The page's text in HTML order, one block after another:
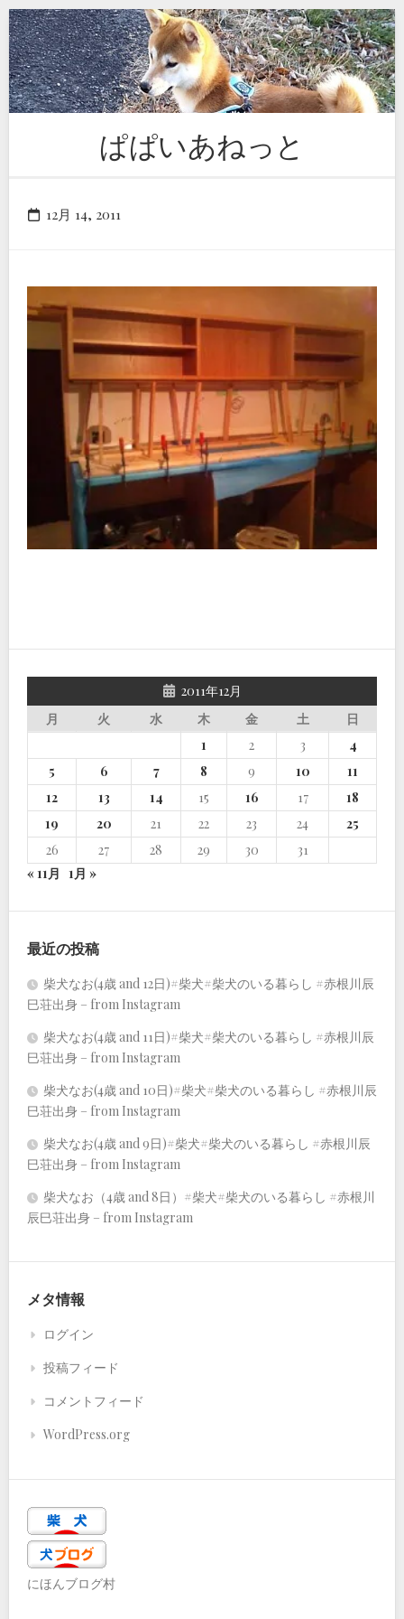
Skip
to
content
ぱぱいあねっと
12月 14, 2011
2011年12月
月
火 水 木 金 土
日
1
2 3
4
5
6 7 8 9 10
11
12
13 14 15 16 17
18
19
20 21 22 23 24
25
26
27 28 29 30
31
« 11月 1月 »
最近の投稿
柴犬なお(4歳 and 12日)#柴犬#柴犬のいる暮らし #赤根川辰
巳荘出身 – from Instagram
柴犬なお(4歳 and 11日)#柴犬#柴犬のいる暮らし #赤根川辰
巳荘出身 – from Instagram
柴犬なお(4歳 and 10日)#柴犬#柴犬のいる暮らし #赤根川辰
巳荘出身 – from Instagram
柴犬なお(4歳 and 9日)#柴犬#柴犬のいる暮らし #赤根川辰
巳荘出身 – from Instagram
柴犬なお（4歳 and 8日）#柴犬#柴犬のいる暮らし #赤根川
辰巳荘出身 – from Instagram
メタ情報
ログイン
投稿フィード
コメントフィード
WordPress.org
にほんブログ村